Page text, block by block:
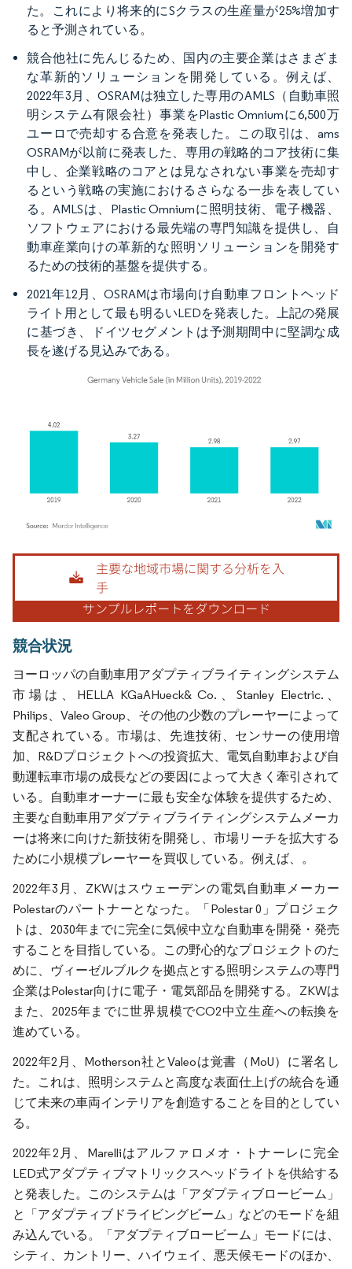
た。これにより将来的にSクラスの生産量が25%増加す
ると予測されている。
競合他社に先んじるため、国内の主要企業はさまざま
な革新的ソリューションを開発している。例えば、
2022年3月、OSRAMは独立した専用のAMLS（自動車照
明システム有限会社）事業をPlastic Omniumに6,500万
ユーロで売却する合意を発表した。この取引は、ams
OSRAMが以前に発表した、専用の戦略的コア技術に集
中し、企業戦略のコアとは見なされない事業を売却す
るという戦略の実施におけるさらなる一歩を表してい
る。AMLSは、Plastic Omniumに照明技術、電子機器、
ソフトウェアにおける最先端の専門知識を提供し、自
動車産業向けの革新的な照明ソリューションを開発す
るための技術的基盤を提供する。
2021年12月、OSRAMは市場向け自動車フロントヘッド
ライト用として最も明るいLEDを発表した。上記の発展
に基づき、ドイツセグメントは予測期間中に堅調な成
長を遂げる見込みである。
画像 © Mordor Intelligence。再利用にはCC BY 4.0の表示が必要です。
競合状況
ヨーロッパの自動車用アダプティブライティングシステム
市場は、HELLA KGaAHueck& Co.、Stanley Electric.、
Philips、Valeo Group、その他の少数のプレーヤーによって
支配されている。市場は、先進技術、センサーの使用増
加、R&Dプロジェクトへの投資拡大、電気自動車および自
動運転車市場の成長などの要因によって大きく牽引されて
いる。自動車オーナーに最も安全な体験を提供するため、
主要な自動車用アダプティブライティングシステムメーカ
ーは将来に向けた新技術を開発し、市場リーチを拡大する
ために小規模プレーヤーを買収している。例えば、。
2022年3月、ZKWはスウェーデンの電気自動車メーカー
Polestarのパートナーとなった。「Polestar 0」プロジェク
トは、2030年までに完全に気候中立な自動車を開発・発売
することを目指している。この野心的なプロジェクトのた
めに、ヴィーゼルブルクを拠点とする照明システムの専門
企業はPolestar向けに電子・電気部品を開発する。ZKWは
また、2025年までに世界規模でCO2中立生産への転換を
進めている。
2022年2月、Motherson社とValeoは覚書（MoU）に署名し
た。これは、照明システムと高度な表面仕上げの統合を通
じて未来の車両インテリアを創造することを目的としてい
る。
2022年2月、Marelliはアルファロメオ・トナーレに完全
LED式アダプティブマトリックスヘッドライトを供給する
と発表した。このシステムは「アダプティブロービーム」
と「アダプティブドライビングビーム」などのモードを組
み込んでいる。「アダプティブロービーム」モードには、
シティ、カントリー、ハイウェイ、悪天候モードのほか、